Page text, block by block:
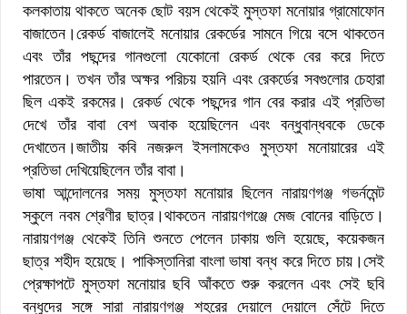
কলকাতায় থাকতে অনেক ছোট বয়স থেকেই মুস্তফা মনোয়ার গ্রামোফোন
বাজাতেন।রেকর্ড বাজালেই মনোয়ার রেকর্ডের সামনে গিয়ে বসে থাকতেন
এবং তাঁর পছন্দের গানগুলো যেকোনো রেকর্ড থেকে বের করে দিতে
পারতেন। তখন তাঁর অক্ষর পরিচয় হয়নি এবং রেকর্ডের সবগুলোর চেহারা
ছিল একই রকমের। রেকর্ড থেকে পছন্দের গান বের করার এই প্রতিভা
দেখে তাঁর বাবা বেশ অবাক হয়েছিলেন এবং বন্ধুবান্ধবকে ডেকে
দেখাতেন।জাতীয় কবি নজরুল ইসলামকেও মুস্তফা মনোয়ারের এই
প্রতিভা দেখিয়েছিলেন তাঁর বাবা।
ভাষা আন্দোলনের সময় মুস্তফা মনোয়ার ছিলেন নারায়ণগঞ্জ গভর্নমেন্ট
স্কুলে নবম শ্রেণীর ছাত্র।থাকতেন নারায়ণগঞ্জে মেজ বোনের বাড়িতে।
নারায়ণগঞ্জ থেকেই তিনি শুনতে পেলেন ঢাকায় গুলি হয়েছে, কয়েকজন
ছাত্র শহীদ হয়েছে। পাকিস্তানিরা বাংলা ভাষা বন্ধ করে দিতে চায়।সেই
প্রেক্ষাপটে মুস্তফা মনোয়ার ছবি আঁকতে শুরু করলেন এবং সেই ছবি
বন্ধুদের সঙ্গে সারা নারায়ণগঞ্জ শহরের দেয়ালে দেয়ালে সেঁটে দিতে